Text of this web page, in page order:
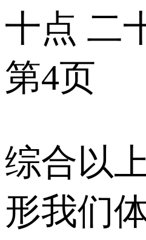
十点 二
第4页
综合以
形我们